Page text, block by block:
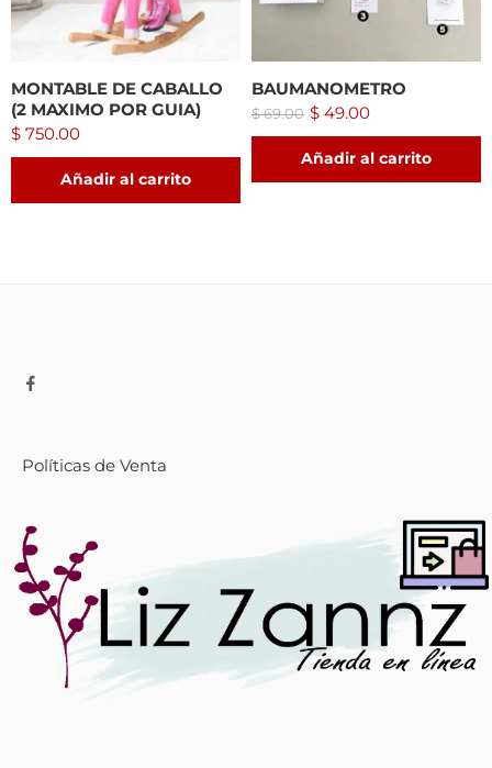
MONTABLE DE CABALLO
(2 MAXIMO POR GUIA)
$ 750.00
Añadir al carrito
BAUMANOMETRO
$69.00 $ 49.00
Añadir al carrito
Políticas de Venta